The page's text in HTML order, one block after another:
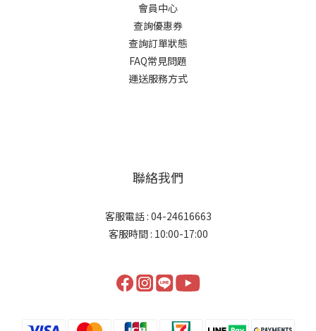
會員中心
查詢優惠券
查詢訂單狀態
FAQ常見問題
運送服務方式
聯絡我們
客服電話 : 04-24616663
客服時間 : 10:00-17:00